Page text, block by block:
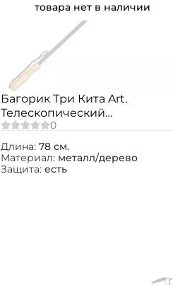
товара нет в наличии
Багорик Три Кита Art.
Телескопический
металлический с деревянной
ручкой
Длина: 78 см.
Материал: металл/дерево
Защита: есть